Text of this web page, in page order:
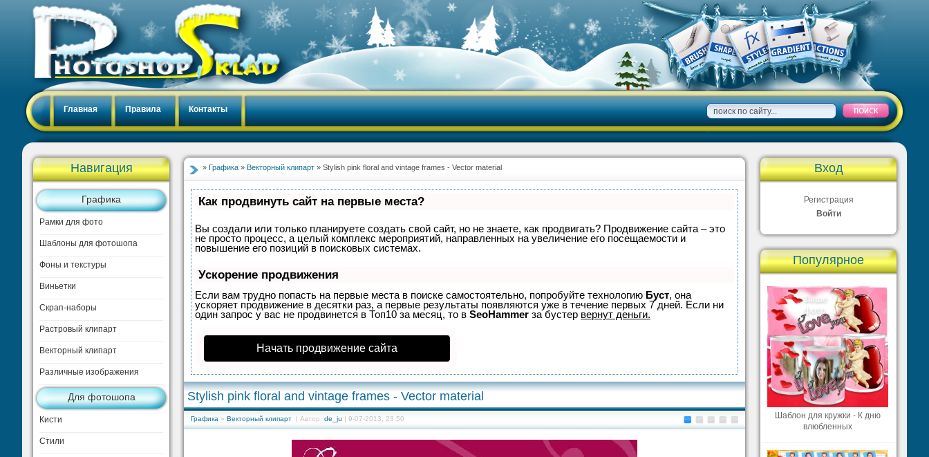
Главная Правила Контакты
Навигация
Графика
Рамки для фото
Шаблоны для фотошопа
Фоны и текстуры
Виньетки
Скрап-наборы
Растровый клипарт
Векторный клипарт
Различные изображения
Для фотошопа
Кисти
Стили
» Графика » Векторный клипарт » Stylish pink floral and vintage frames - Vector material
Как продвинуть сайт на первые места?
Вы создали или только планируете создать свой сайт, но не знаете, как продвигать? Продвижение сайта – это
не просто процесс, а целый комплекс мероприятий, направленных на увеличение его посещаемости и
повышение его позиций в поисковых системах.
Ускорение продвижения
Если вам трудно попасть на первые места в поиске самостоятельно, попробуйте технологию Буст, она
ускоряет продвижение в десятки раз, а первые результаты появляются уже в течение первых 7 дней. Если ни
один запрос у вас не продвинется в Топ10 за месяц, то в SeoHammer за бустер вернут деньги.
Начать продвижение сайта
Stylish pink floral and vintage frames - Vector material
Графика » Векторный клипарт | Автор: de_ju | 9-07-2013, 23:50
Вход
Регистрация
Войти
Популярное
Шаблон для кружки - К дню
влюбленных